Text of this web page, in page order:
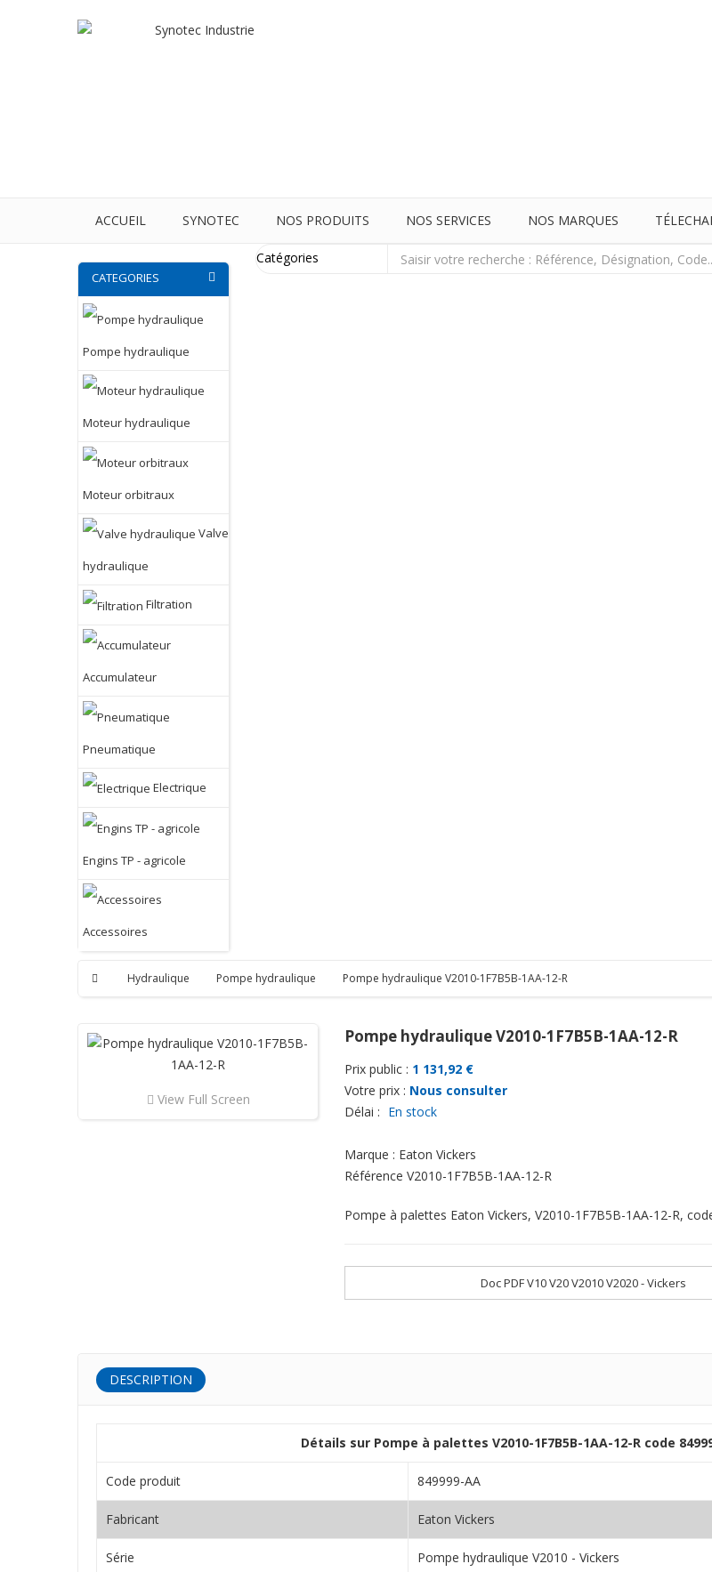
ACCUEIL SYNOTEC NOS PRODUITS NOS SERVICES NOS MARQUES
CATEGORIES
Pompe hydraulique
Moteur hydraulique
Moteur orbitraux
Valve
hydraulique
Filtration
Accumulateur
Pneumatique
Electrique
Engins TP - agricole
Accessoires
Hydraulique Pompe hydraulique Pompe hydraulique V2010-1F7B5B-1AA-12-R
View Full Screen
Pompe hydraulique V2010-1F7B5B-1AA-12-R
Prix public : 1 131,92 €
Votre prix : Nous consulter
Délai : En stock
Marque : Eaton Vickers
Référence V2010-1F7B5B-1AA-12-R
Pompe à palettes Eaton Vickers, V2010-1F7B5B-1AA-12-R,
Doc PDF V10 V20 V2010 V2020 - Vickers
DESCRIPTION
Détails sur Pompe à palettes V2010-1F7B5B-1AA-12-R code
Code produit 849999-AA
Fabricant Eaton Vickers
Série Pompe hydraulique V2010 - Vickers